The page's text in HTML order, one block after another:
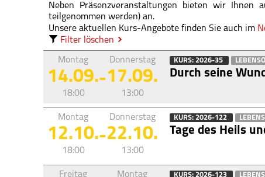
Neben Präsenzveranstaltungen bieten wir Ihnen
teilgenommen werden) an.
Unsere aktuellen Kurs-Angebote finden Sie auch im
Filter löschen
Montag
14.09.
18:00
-
Donnerstag
17.09.
13:00
KURS: 2026-35
Durch seine
Montag
12.10.
18:00
-
Donnerstag
22.10.
13:00
KURS: 2026-122
Tage des Heils
Freitag Montag KURS: 2026-123